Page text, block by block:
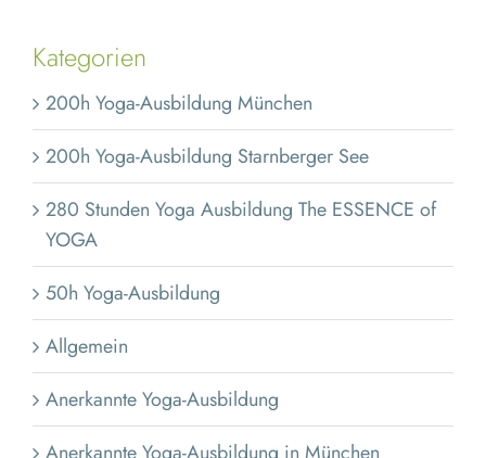
Kategorien
200h Yoga-Ausbildung München
200h Yoga-Ausbildung Starnberger See
280 Stunden Yoga Ausbildung The ESSENCE of
YOGA
50h Yoga-Ausbildung
Allgemein
Anerkannte Yoga-Ausbildung
Anerkannte Yoga-Ausbildung in München